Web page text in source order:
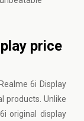
price
6i Display
products. Unlike
original display